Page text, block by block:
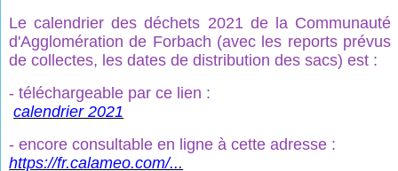
Le calendrier des déchets 2021 de la Communauté
d'Agglomération de Forbach (avec les reports prévus
de collectes, les dates de distribution des sacs) est :
- téléchargeable par ce lien :
calendrier 2021
- encore consultable en ligne à cette adresse :
https://fr.calameo.com/...